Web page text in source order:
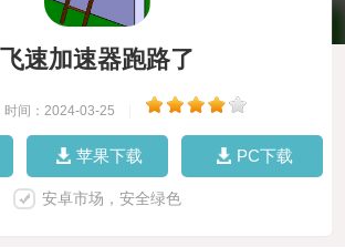
飞速加速器跑路了
时间：2024-03-25
苹果下载 PC下载
安卓市场，安全绿色